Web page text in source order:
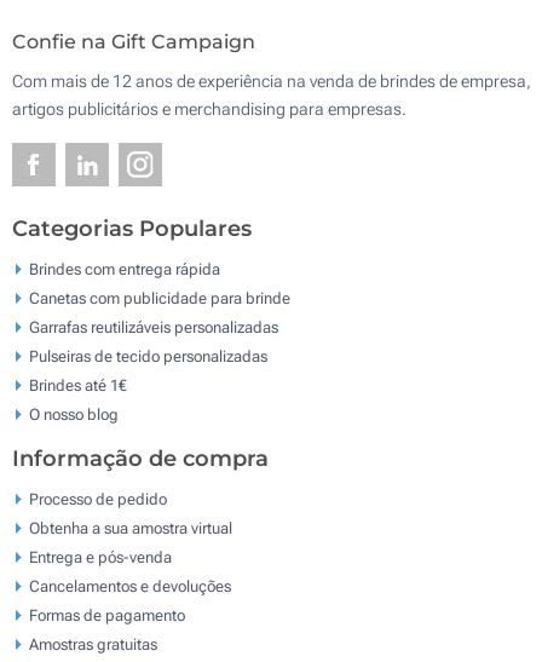
Confie na Gift Campaign
Com mais de 12 anos de experiência na venda de brindes de empresa,
artigos publicitários e merchandising para empresas.
Categorias Populares
Brindes com entrega rápida
Canetas com publicidade para brinde
Garrafas reutilizáveis personalizadas
Pulseiras de tecido personalizadas
Brindes até 1€
O nosso blog
Informação de compra
Processo de pedido
Obtenha a sua amostra virtual
Entrega e pós-venda
Cancelamentos e devoluções
Formas de pagamento
Amostras gratuitas